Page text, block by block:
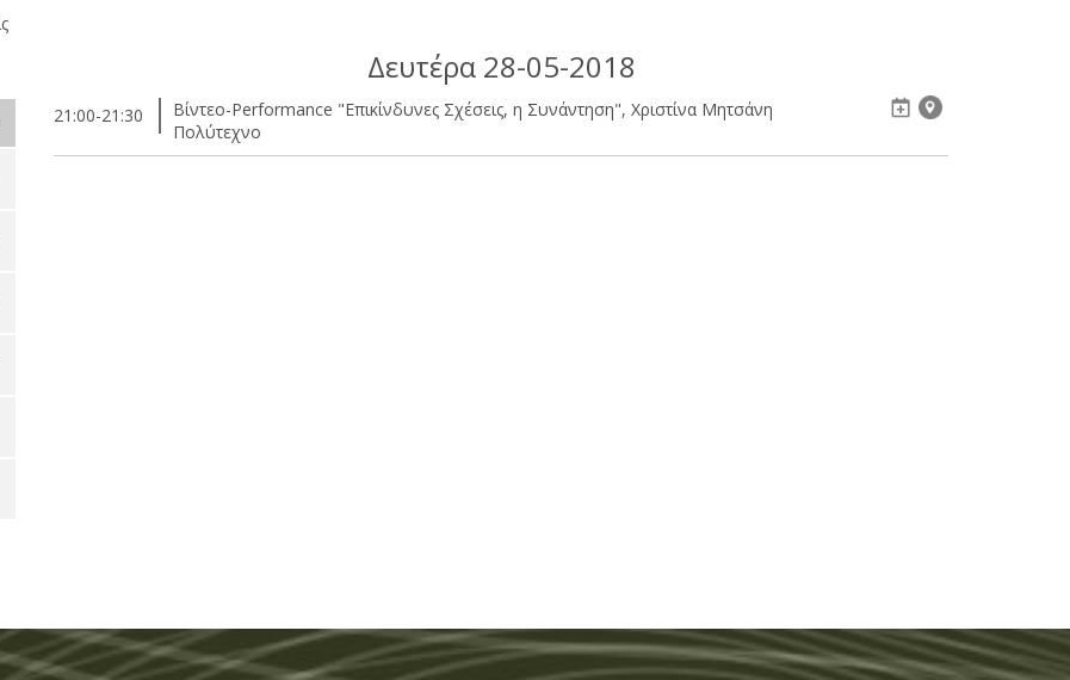
Δευτέρα 28-05-2018
21:00-21:30
Βίντεο-Performance "Επικίνδυνες Σχέσεις, η Συνάντηση", Χριστίνα Μητσάνη
Πολύτεχνο